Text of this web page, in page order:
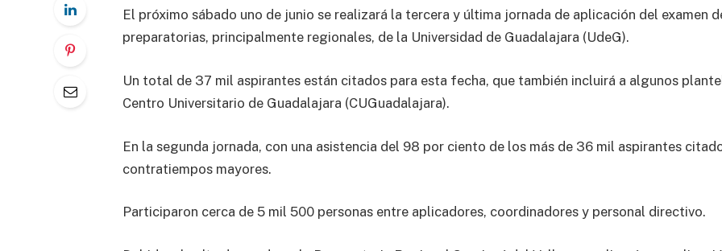
El próximo sábado uno de junio se realizará la tercera y última jornada de aplicación del examen
preparatorias, principalmente regionales, de la Universidad de Guadalajara (UdeG).
Un total de 37 mil aspirantes están citados para esta fecha, que también incluirá a algunos
Centro Universitario de Guadalajara (CUGuadalajara).
En la segunda jornada, con una asistencia del 98 por ciento de los más de 36 mil aspirantes
contratiempos mayores.
Participaron cerca de 5 mil 500 personas entre aplicadores, coordinadores y personal directivo.